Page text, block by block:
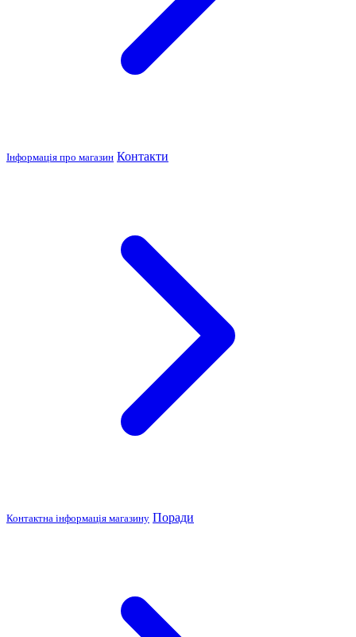
Інформація про магазин Контакти
Контактна інформація магазину Поради